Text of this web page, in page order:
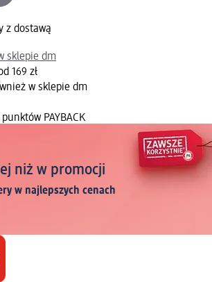
z dostawą
sklepie dm
169 zł
w sklepie dm
punktów PAYBACK
niż w promocji
w najlepszych cenach